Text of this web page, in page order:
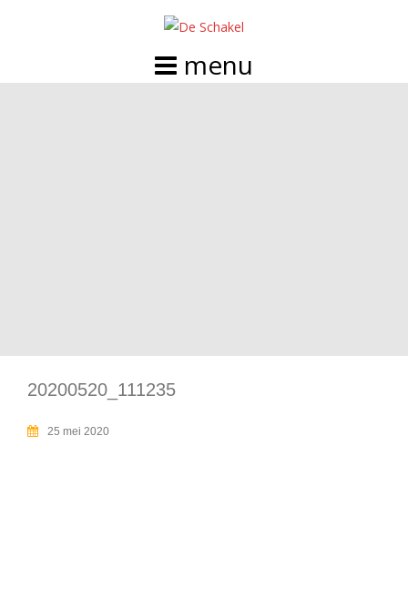
20200520_111235
25 mei 2020